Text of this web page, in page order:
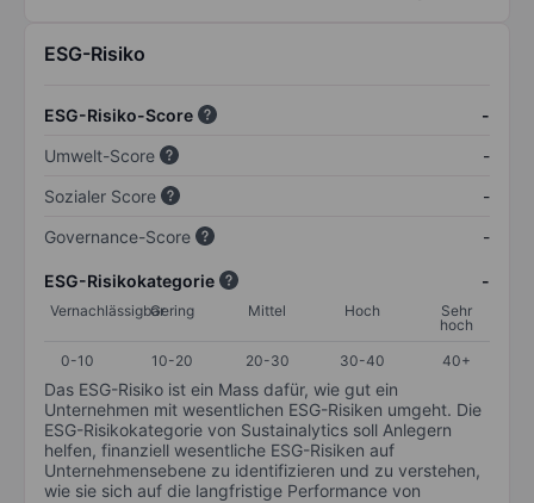
ESG-Risiko
ESG-Risiko-Score
-
Umwelt-Score
-
Sozialer Score
-
Governance-Score
-
ESG-Risikokategorie -
VernachlässigbarGering Mittel Hoch
Sehr
hoch
0-10
10-20 20-30 30-40 40+
Das ESG-Risiko ist ein Mass dafür, wie gut ein
Unternehmen mit wesentlichen ESG-Risiken umgeht. Die
ESG-Risikokategorie von Sustainalytics soll Anlegern
helfen, finanziell wesentliche ESG-Risiken auf
Unternehmensebene zu identifizieren und zu verstehen,
wie sie sich auf die langfristige Performance von